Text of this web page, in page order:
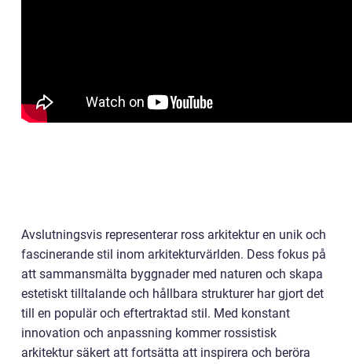
Avslutningsvis representerar ross arkitektur en unik och
fascinerande stil inom arkitekturvärlden. Dess fokus på
att sammansmälta byggnader med naturen och skapa
estetiskt tilltalande och hållbara strukturer har gjort det
till en populär och eftertraktad stil. Med konstant
innovation och anpassning kommer rossistisk
arkitektur säkert att fortsätta att inspirera och beröra